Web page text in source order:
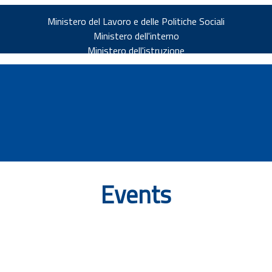
Ministero del Lavoro e delle Politiche Sociali
Ministero dell'interno
Ministero dell'istruzione
Events